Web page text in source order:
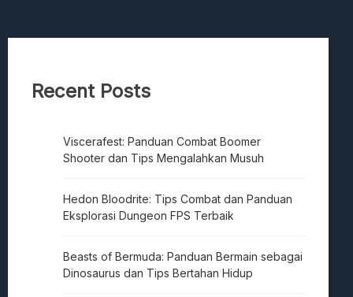
Recent Posts
Viscerafest: Panduan Combat Boomer
Shooter dan Tips Mengalahkan Musuh
Hedon Bloodrite: Tips Combat dan Panduan
Eksplorasi Dungeon FPS Terbaik
Beasts of Bermuda: Panduan Bermain sebagai
Dinosaurus dan Tips Bertahan Hidup